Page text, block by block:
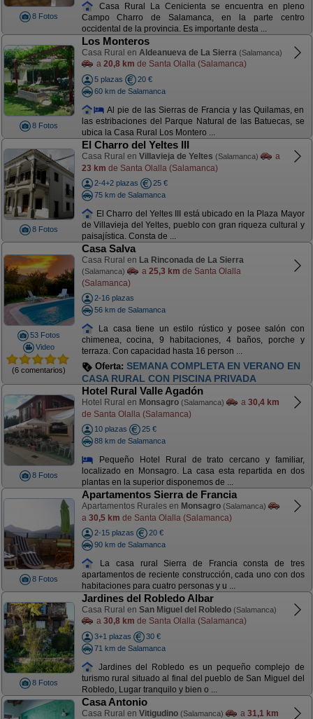
8 Fotos
Casa Rural La Cenicienta se encuentra en pleno
Campo Charro de Salamanca, en la parte centro
occidental de la provincia. Es importante desta ...
8 Fotos
Los Monteros
Casa Rural en Aldeanueva de La Sierra (Salamanca)
a 20,8 km de Santa Olalla (Salamanca)
5 plazas
20 €
60 km de Salamanca
Al pie de las Sierras de Francia y las Quilamas, en
las estribaciones del Parque Natural de las Batuecas, se
ubica la Casa Rural Los Montero ...
8 Fotos
El Charro del Yeltes III
Casa Rural en Villavieja de Yeltes (Salamanca)
a
23 km de Santa Olalla (Salamanca)
2-4+2 plazas
25 €
75 km de Salamanca
El Charro del Yeltes III está ubicado en la Plaza Mayor
de Villavieja del Yeltes, pueblo con gran riqueza cultural y
paisajística. Consta de ...
53 Fotos
Video
(6 comentarios)
Casa Salva
Casa Rural en La Rinconada de La Sierra
(Salamanca) a 25,3 km de Santa Olalla
(Salamanca)
2-16 plazas
56 km de Salamanca
La casa tiene un estilo rústico y posee salón con
chimenea, cocina, 9 habitaciones, 4 baños, porche y
terraza. Con capacidad hasta 16 person ...
Oferta: SEMANA COMPLETA EN VERANO EN
CASA RURAL CON PISCINA PRIVADA
8 Fotos
Hotel Rural Valle Agadón
Hotel Rural en Monsagro (Salamanca) a 30,4 km
de Santa Olalla (Salamanca)
10 plazas
25 €
88 km de Salamanca
Pequeño Hotel Rural de trato cercano y familiar,
localizado en Monsagro. La casa esta repartida en dos
plantas en la superior disponemos de ...
8 Fotos
Apartamentos Sierra de Francia
Apartamentos Rurales en Monsagro (Salamanca)
a 30,5 km de Santa Olalla (Salamanca)
2-15 plazas
20 €
90 km de Salamanca
La casa rural Sierra de Francia consta de tres
apartamentos de reciente construcción, cada uno con dos
habitaciones para cuatro personas y u ...
8 Fotos
Jardines del Robledo Albar
Casa Rural en San Miguel del Robledo (Salamanca)
a 30,8 km de Santa Olalla (Salamanca)
3+1 plazas
30 €
71 km de Salamanca
Jardines del Robledo es un pequeño complejo de
turismo rural situado al final del pueblo de San Miguel del
Robledo, Lugar tranquilo y bien o ...
Casa Antonio
Casa Rural en Vitigudino (Salamanca) a 31,1 km